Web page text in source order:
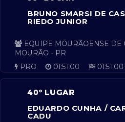
BRUNO SMARSI DE
RIEDO JUNIOR
EQUIPE MOURÃOENSE DE
MOURÃO - PR
PRO
01:51:00 01:51:00
40º LUGAR
EDUARDO CUNHA /
CADU